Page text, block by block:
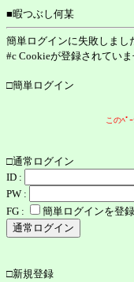
■暇つぶし何某
簡単ログインに失敗しまし
#c Cookieが登録されてい
□簡単ログイン
このﾍﾟ
□通常ログイン
ID :
PW :
FG :
簡単ログインを登
□新規登録